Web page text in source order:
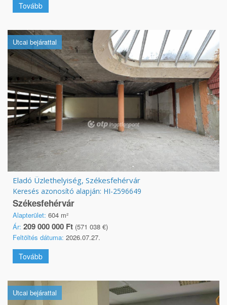
Tovább
Utcai bejárattal
Eladó Üzlethelyiség, Székesfehérvár
Keresés azonosító alapján: HI-2596649
Székesfehérvár
Alapterület: 604 m²
Ár: 209 000 000 Ft (571 038 €)
Feltöltés dátuma: 2026.07.27.
Tovább
Utcai bejárattal